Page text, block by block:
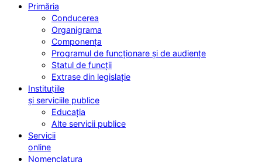
Primăria
Conducerea
Organigrama
Componența
Programul de funcționare și de audiențe
Statul de funcții
Extrase din legislație
Instituțiile
și serviciile publice
Educația
Alte servicii publice
Servicii
online
Nomenclatura